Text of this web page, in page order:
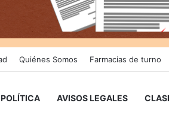
Quiénes Somos Farmacias de turno
POLÍTICA AVISOS LEGALES